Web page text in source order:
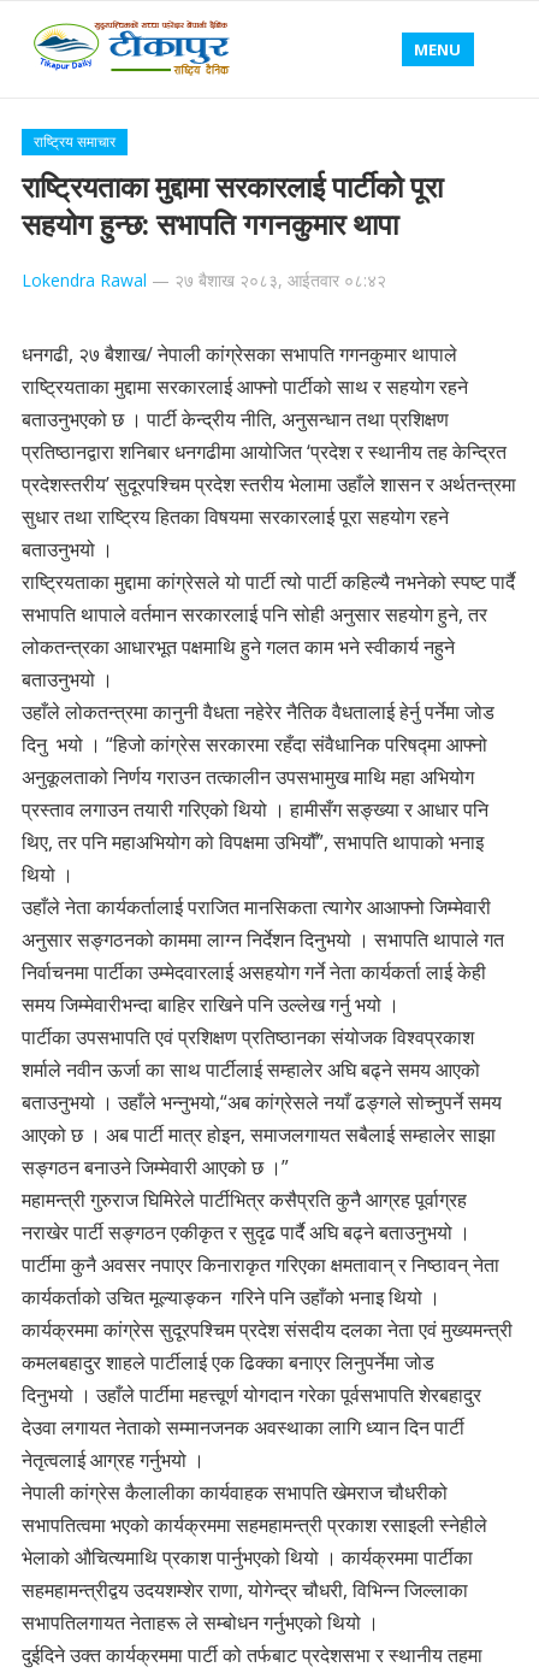
MENU
राष्ट्रिय समाचार
राष्ट्रियताका मुद्दामा सरकारलाई पार्टीको पूरा
सहयोग हुन्छ: सभापति गगनकुमार थापा
Lokendra Rawal — २७ बैशाख २०८३, आईतवार ०८:४२
धनगढी, २७ बैशाख/ नेपाली कांग्रेसका सभापति गगनकुमार थापाले
राष्ट्रियताका मुद्दामा सरकारलाई आफ्नो पार्टीको साथ र सहयोग रहने
बताउनुभएको छ । पार्टी केन्द्रीय नीति, अनुसन्धान तथा प्रशिक्षण
प्रतिष्ठानद्वारा शनिबार धनगढीमा आयोजित ‘प्रदेश र स्थानीय तह केन्द्रित
प्रदेशस्तरीय’ सुदूरपश्चिम प्रदेश स्तरीय भेलामा उहाँले शासन र अर्थतन्त्रमा
सुधार तथा राष्ट्रिय हितका विषयमा सरकारलाई पूरा सहयोग रहने
बताउनुभयो ।
राष्ट्रियताका मुद्दामा कांग्रेसले यो पार्टी त्यो पार्टी कहिल्यै नभनेको स्पष्ट पार्दै
सभापति थापाले वर्तमान सरकारलाई पनि सोही अनुसार सहयोग हुने, तर
लोकतन्त्रका आधारभूत पक्षमाथि हुने गलत काम भने स्वीकार्य नहुने
बताउनुभयो ।
उहाँले लोकतन्त्रमा कानुनी वैधता नहेरेर नैतिक वैधतालाई हेर्नु पर्नेमा जोड
दिनु भयो । “हिजो कांग्रेस सरकारमा रहँदा संवैधानिक परिषद्मा आफ्नो
अनुकूलताको निर्णय गराउन तत्कालीन उपसभामुख माथि महा अभियोग
प्रस्ताव लगाउन तयारी गरिएको थियो । हामीसँग सङ्ख्या र आधार पनि
थिए, तर पनि महाअभियोग को विपक्षमा उभियौँ”, सभापति थापाको भनाइ
थियो ।
उहाँले नेता कार्यकर्तालाई पराजित मानसिकता त्यागेर आआफ्नो जिम्मेवारी
अनुसार सङ्गठनको काममा लाग्न निर्देशन दिनुभयो । सभापति थापाले गत
निर्वाचनमा पार्टीका उम्मेदवारलाई असहयोग गर्ने नेता कार्यकर्ता लाई केही
समय जिम्मेवारीभन्दा बाहिर राखिने पनि उल्लेख गर्नु भयो ।
पार्टीका उपसभापति एवं प्रशिक्षण प्रतिष्ठानका संयोजक विश्वप्रकाश
शर्माले नवीन ऊर्जा का साथ पार्टीलाई सम्हालेर अघि बढ्ने समय आएको
बताउनुभयो । उहाँले भन्नुभयो,“अब कांग्रेसले नयाँ ढङ्गले सोच्नुपर्ने समय
आएको छ । अब पार्टी मात्र होइन, समाजलगायत सबैलाई सम्हालेर साझा
सङ्गठन बनाउने जिम्मेवारी आएको छ ।”
महामन्त्री गुरुराज घिमिरेले पार्टीभित्र कसैप्रति कुनै आग्रह पूर्वाग्रह
नराखेर पार्टी सङ्गठन एकीकृत र सुदृढ पार्दै अघि बढ्ने बताउनुभयो ।
पार्टीमा कुनै अवसर नपाएर किनाराकृत गरिएका क्षमतावान् र निष्ठावन् नेता
कार्यकर्ताको उचित मूल्याङ्कन गरिने पनि उहाँको भनाइ थियो ।
कार्यक्रममा कांग्रेस सुदूरपश्चिम प्रदेश संसदीय दलका नेता एवं मुख्यमन्त्री
कमलबहादुर शाहले पार्टीलाई एक ढिक्का बनाएर लिनुपर्नेमा जोड
दिनुभयो । उहाँले पार्टीमा महत्त्वूर्ण योगदान गरेका पूर्वसभापति शेरबहादुर
देउवा लगायत नेताको सम्मानजनक अवस्थाका लागि ध्यान दिन पार्टी
नेतृत्वलाई आग्रह गर्नुभयो ।
नेपाली कांग्रेस कैलालीका कार्यवाहक सभापति खेमराज चौधरीको
सभापतित्वमा भएको कार्यक्रममा सहमहामन्त्री प्रकाश रसाइली स्नेहीले
भेलाको औचित्यमाथि प्रकाश पार्नुभएको थियो । कार्यक्रममा पार्टीका
सहमहामन्त्रीद्वय उदयशम्शेर राणा, योगेन्द्र चौधरी, विभिन्न जिल्लाका
सभापतिलगायत नेताहरू ले सम्बोधन गर्नुभएको थियो ।
दुईदिने उक्त कार्यक्रममा पार्टी को तर्फबाट प्रदेशसभा र स्थानीय तहमा